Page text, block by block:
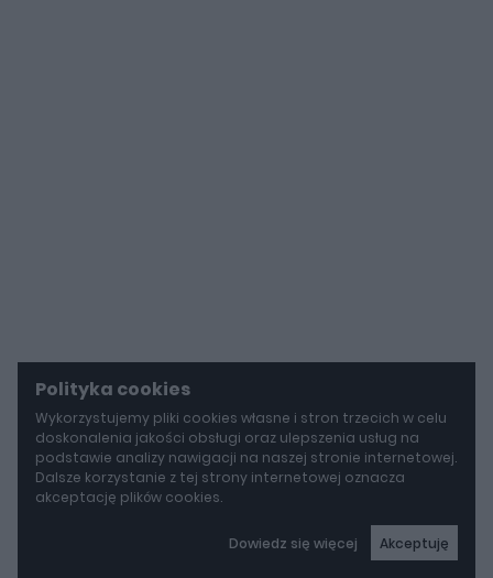
Polityka cookies
Wykorzystujemy pliki cookies własne i stron trzecich w celu
doskonalenia jakości obsługi oraz ulepszenia usług na
podstawie analizy nawigacji na naszej stronie internetowej.
Dalsze korzystanie z tej strony internetowej oznacza
akceptację plików cookies.
Dowiedz się więcej Akceptuję